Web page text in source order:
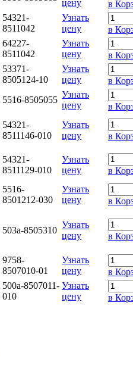
цену
в
54321-
8511042
Узнать
цену
в
64227-
8511042
Узнать
цену
в
53371-
8505124-10
Узнать
цену
в
5516-8505055
Узнать
цену
в
54321-
8511146-010
Узнать
цену
в
54321-
8511129-010
Узнать
цену
в
5516-
8501212-030
Узнать
цену
в
503а-8505310
Узнать
цену
в
9758-
8507010-01
Узнать
цену
в
500а-8507011-
010
Узнать
цену
в